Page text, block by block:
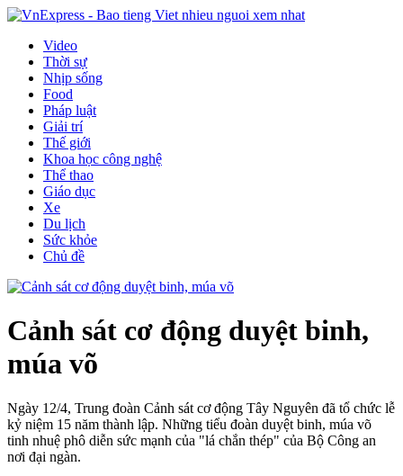
Video
Thời sự
Nhịp sống
Food
Pháp luật
Giải trí
Thế giới
Khoa học công nghệ
Thể thao
Giáo dục
Xe
Du lịch
Sức khỏe
Chủ đề
Cảnh sát cơ động duyệt binh,
múa võ
Ngày 12/4, Trung đoàn Cảnh sát cơ động Tây Nguyên đã tổ chức lễ
kỷ niệm 15 năm thành lập. Những tiểu đoàn duyệt binh, múa võ
tinh nhuệ phô diễn sức mạnh của "lá chắn thép" của Bộ Công an
nơi đại ngàn.